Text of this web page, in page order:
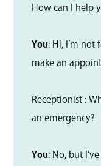
How can I help
You: Hi, I’m not
make an
Receptionist :
an emergency?
You: No, but